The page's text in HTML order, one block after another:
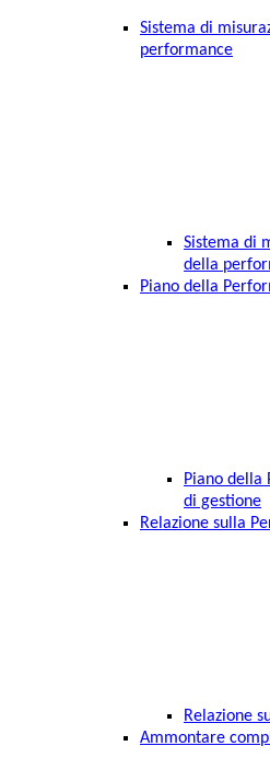
Sistema di
performance
Sistema di
della
Piano della
Piano della
di gestione
Relazione sulla
Relazione
Ammontare